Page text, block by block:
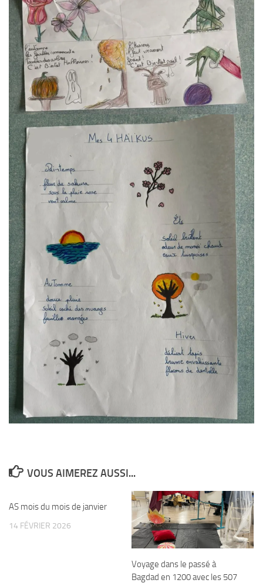
VOUS AIMEREZ AUSSI...
AS mois du mois de janvier
14 FÉVRIER 2026
Voyage dans le passé à
Bagdad en 1200 avec les 507